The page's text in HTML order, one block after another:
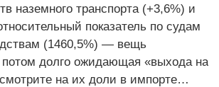
наземного транспорта (+3,6%) и
показатель по судам
(1460,5%) — вещь
потом долго ожидающая «выхода на
на их доли в импорте…